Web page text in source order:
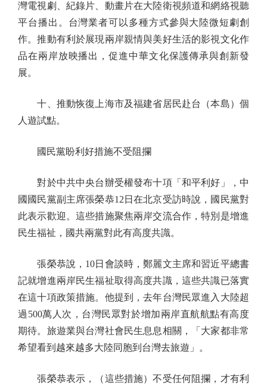
灣電視劇、紀錄片、動畫片在大陸衛視頻道和網絡視聽
平台播出。台灣業者可以多種方式參與大陸微短劇創
作。推動有利於展現兩岸親情與美好生活的影視文化作
品在兩岸放映播出，促進中華文化保護傳承與創新發
展。
十、推動恢復上海市及福建省居民赴台（本島）個
人遊試點。
國民黨盼利好措施不受阻攔
對於中共中央台辦受權發布十項「和平利好」，中
國國民黨副主席張榮恭12日在北京受訪時說，國民黨對
此表示歡迎。這些措施聚焦兩岸交流合作，特別是增進
民生福祉，國共兩黨對此有高度共識。
張榮恭說，10日會談時，鄭麗文主席和習近平總書
記就增進兩岸民生福祉取得高度共識，這些共識已落實
在這十項政策措施。他提到，去年台灣民眾進入大陸超
過500萬人次，台灣民眾對於增加兩岸直航航點有高度
期待。旅遊業與台灣社會民生息息相關，「大家都非常
希望看到越來越多大陸同胞到台灣去旅遊」。
張榮恭表示，（這些措施）不受任何阻攔，才有利